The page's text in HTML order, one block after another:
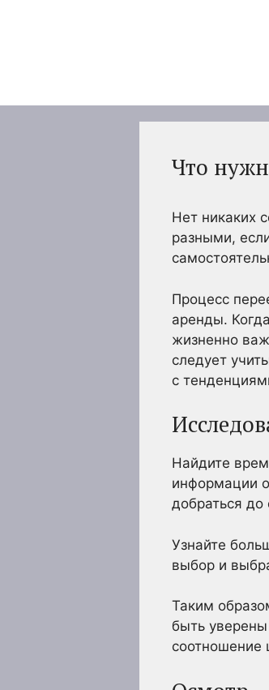
Что
Нет никаких
разными,
Процесс
аренды.
жизненно
следует
с
Найдите
информации
добраться до
Узнайте
выбор и
Таким
быть
соотношение